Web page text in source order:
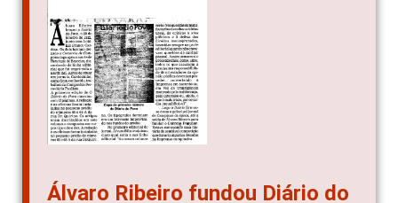
Álvaro Ribeiro fundou Diário do